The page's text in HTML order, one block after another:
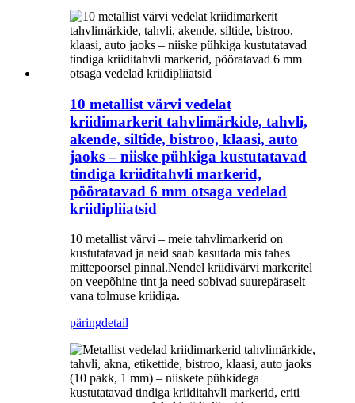
10 metallist värvi vedelat
kriidimarkerit tahvlimärkide, tahvli,
akende, siltide, bistroo, klaasi, auto
jaoks – niiske pühkiga kustutatavad
tindiga kriiditahvli markerid,
pööratavad 6 mm otsaga vedelad
kriidipliiatsid
10 metallist värvi – meie tahvlimarkerid on
kustutatavad ja neid saab kasutada mis tahes
mittepoorsel pinnal.Nendel kriidivärvi markeritel
on veepõhine tint ja need sobivad suurepäraselt
vana tolmuse kriidiga.
päringdetail